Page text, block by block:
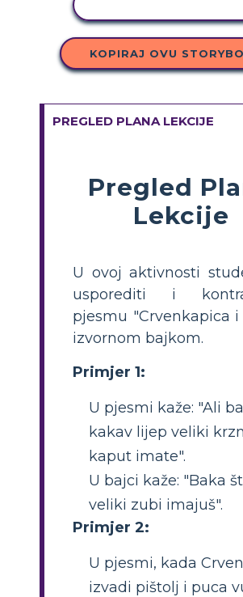
KOPIRAJ OVU
PREGLED PLANA LEKCIJE
Pregled
Lekcije
U ovoj aktivnosti
usporediti i
pjesmu "Crvenkapica i
izvornom bajkom.
Primjer 1:
U pjesmi kaže: "Ali
kakav lijep veliki
kaput imate".
U bajci kaže: "Baka
veliki zubi imajuš".
Primjer 2:
U pjesmi, kada
izvadi pištolj i puca